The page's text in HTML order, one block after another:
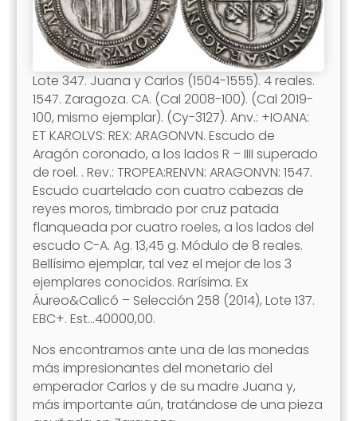
Lote 347. Juana y Carlos (1504-1555). 4 reales.
1547. Zaragoza. CA. (Cal 2008-100). (Cal 2019-
100, mismo ejemplar). (Cy-3127). Anv.: +IOANA:
ET KAROLVS: REX: ARAGONVN. Escudo de
Aragón coronado, a los lados R – IIII superado
de roel. . Rev.: TROPEA:RENVN: ARAGONVN: 1547.
Escudo cuartelado con cuatro cabezas de
reyes moros, timbrado por cruz patada
flanqueada por cuatro roeles, a los lados del
escudo C-A. Ag. 13,45 g. Módulo de 8 reales.
Bellísimo ejemplar, tal vez el mejor de los 3
ejemplares conocidos. Rarísima. Ex
Áureo&Calicó – Selección 258 (2014), Lote 137.
EBC+. Est…40000,00.
Nos encontramos ante una de las monedas
más impresionantes del monetario del
emperador Carlos y de su madre Juana y,
más importante aún, tratándose de una pieza